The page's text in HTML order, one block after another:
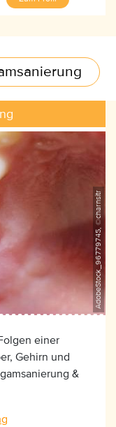
AdobeStock_96779745, ©charnsitr
einer
Gehirn und
&